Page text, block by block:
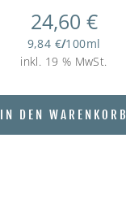
24,60 €
9,84 €/100ml
inkl. 19 % MwSt.
IN DEN WARENKORB